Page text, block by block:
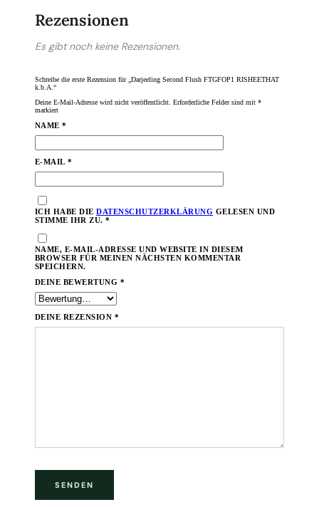
Rezensionen
Es gibt noch keine Rezensionen.
Schreibe die erste Rezension für „Darjeeling Second Flush FTGFOP1 RISHEETHAT
k.b.A.“
Deine E-Mail-Adresse wird nicht veröffentlicht. Erforderliche Felder sind mit *
markiert
NAME*
E-MAIL*
ICH HABE DIEDATENSCHUTZERKLÄRUNG GELESEN UND
STIMME IHR ZU. *
NAME, E-MAIL-ADRESSE UND WEBSITE IN DIESEM
BROWSER FÜR MEINEN NÄCHSTEN KOMMENTAR
SPEICHERN.
DEINE BEWERTUNG *
DEINE REZENSION *